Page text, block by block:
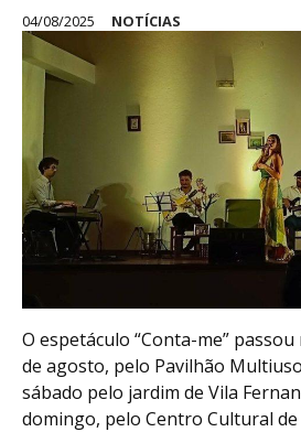
04/08/2025 NOTÍCIAS
O espetáculo “Conta-me”
de agosto, pelo Pavilhão
sábado pelo jardim de Vila
domingo, pelo Centro Cultural de